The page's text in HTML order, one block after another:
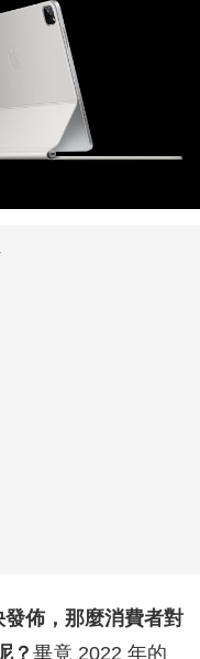
佈，那麼消費者對
？ 畢竟 2022 年的